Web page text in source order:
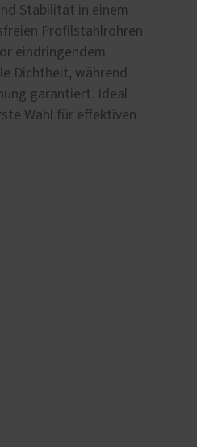
Reparatur
Sanierung
Haustüren
Holzfenster-
Stabilität in einem
Profilstahlrohren
eindringendem
Dichtheit, während
garantiert. Ideal
Wahl für effektiven